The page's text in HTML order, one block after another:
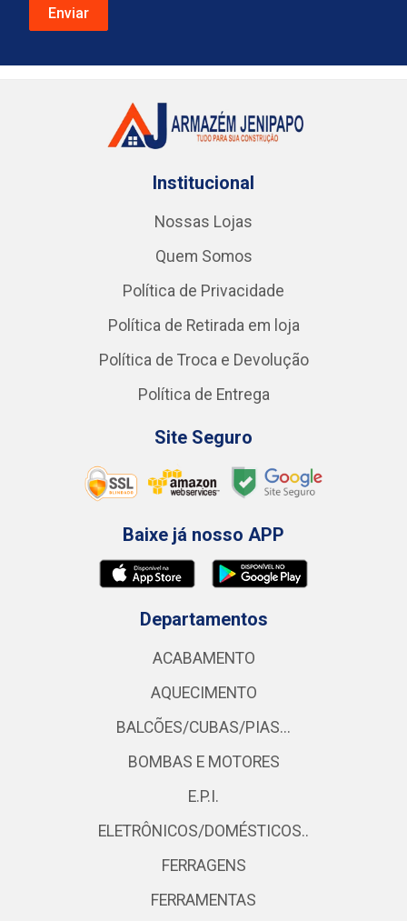
Institucional
Nossas Lojas
Quem Somos
Política de Privacidade
Política de Retirada em loja
Política de Troca e Devolução
Política de Entrega
Site Seguro
Baixe já nosso APP
Departamentos
ACABAMENTO
AQUECIMENTO
BALCÕES/CUBAS/PIAS...
BOMBAS E MOTORES
E.P.I.
ELETRÔNICOS/DOMÉSTICOS..
FERRAGENS
FERRAMENTAS